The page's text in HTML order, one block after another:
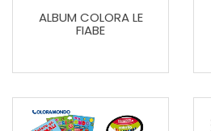
ALBUM COLORA LE
FIABE